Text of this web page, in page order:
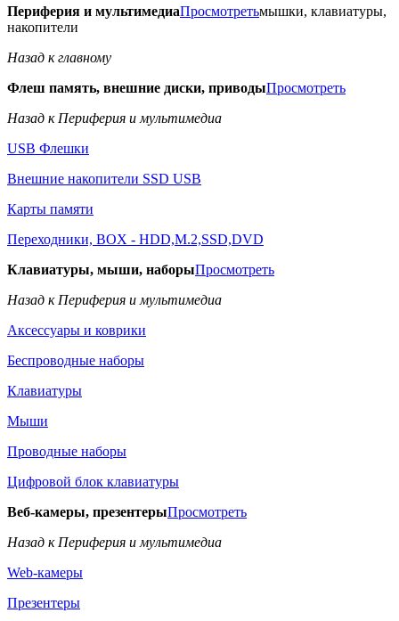
Периферия и мультимедиаПросмотретьмышки, клавиатуры,
накопители
Назад к главному
Флеш память, внешние диски, приводыПросмотреть
Назад к Периферия и мультимедиа
USB Флешки
Внешние накопители SSD USB
Карты памяти
Переходники, BOX - HDD,M.2,SSD,DVD
Клавиатуры, мыши, наборыПросмотреть
Назад к Периферия и мультимедиа
Аксессуары и коврики
Беспроводные наборы
Клавиатуры
Мыши
Проводные наборы
Цифровой блок клавиатуры
Веб-камеры, презентерыПросмотреть
Назад к Периферия и мультимедиа
Web-камеры
Презентеры